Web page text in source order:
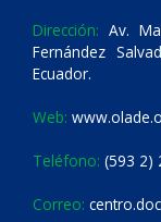
Dirección: Av.
Fernández
Ecuador.
Web:
Teléfono: (593 2)
Correo: